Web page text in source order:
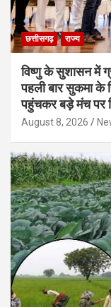
छत्तीसगढ़ राज्य
विष्णु के सुशासन में
पहली बार सुकमा के
पहुंचकर बड़े मंच पर
August 8, 2026